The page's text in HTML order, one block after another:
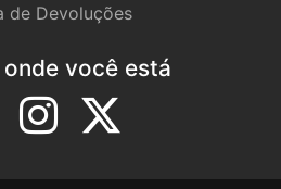
de Devoluções
você está